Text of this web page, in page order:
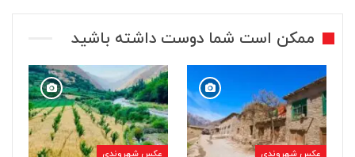
ممکن است شما دوست داشته باشید
عکس شهروندی عکس شهروندی